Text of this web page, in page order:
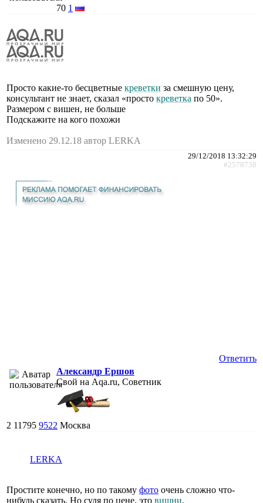
70 1
Просто какие-то бесцветные креветки за смешную цену,
консультант не знает, сказал «просто креветка по 50».
Размером с вишен, не больше
Подскажите на кого похожи
Изменено 29.12.18 автор LERKA
29/12/2018 13:32:29
#2578738
Ответить
Александр Ершов
Свой на Aqa.ru, Советник
2 11795 9522 Москва
LERKA
Простите конечно, но по такому фото очень сложно что-
нибудь сказать. Но судя по цене, это вишни.